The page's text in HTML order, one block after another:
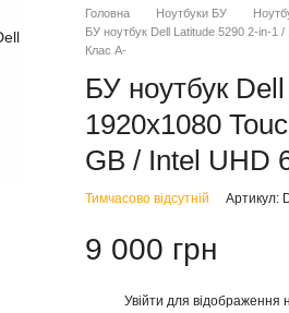
Головна Ноутбуки БУ
БУ ноутбук Dell Latitude 5290 2-in-1
Клас A-
БУ ноутбук
1920x1080
GB / Intel UHD
Тимчасово відсутній Артикул:
9 000 грн
Увійти для відображення